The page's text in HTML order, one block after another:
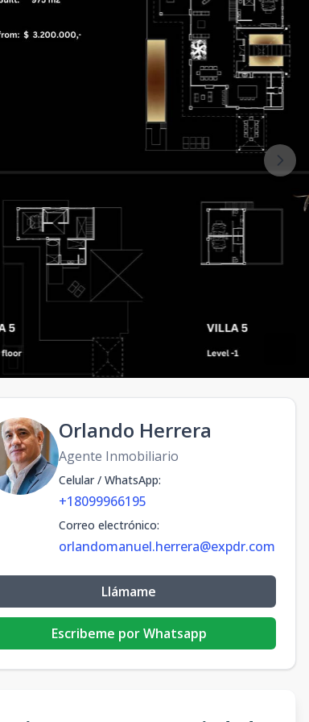
Orlando Herrera
Agente Inmobiliario
Celular / WhatsApp:
+18099966195
Correo electrónico:
orlandomanuel.herrera@expdr.com
Llámame
Escribeme por Whatsapp